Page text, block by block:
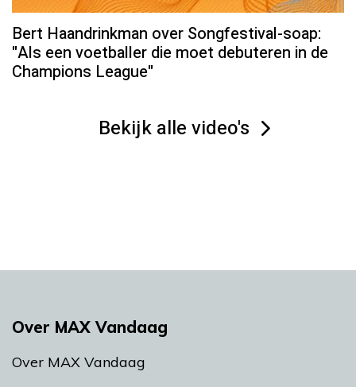
Bert Haandrinkman over Songfestival-soap:
"Als een voetballer die moet debuteren in de
Champions League"
Bekijk alle video's
Over MAX Vandaag
Over MAX Vandaag